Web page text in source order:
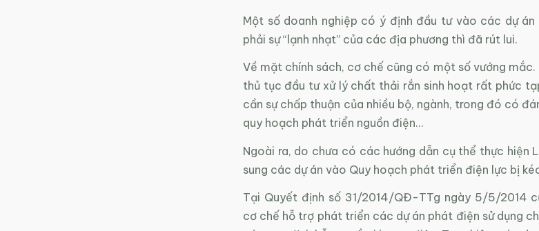
Một số doanh nghiệp có ý định đầu tư vào các dự án
phải sự “lạnh nhạt” của các địa phương thì đã rút lui.
Về mặt chính sách, cơ chế cũng có một số vướng
thủ tục đầu tư xử lý chất thải rắn sinh hoạt rất phức
cần sự chấp thuận của nhiều bộ, ngành, trong đó có
quy hoạch phát triển nguồn điện…
Ngoài ra, do chưa có các hướng dẫn cụ thể thực hiện
sung các dự án vào Quy hoạch phát triển điện lực bị
Tại Quyết định số 31/2014/QĐ-TTg ngày 5/5/2014
cơ chế hỗ trợ phát triển các dự án phát điện sử dụng